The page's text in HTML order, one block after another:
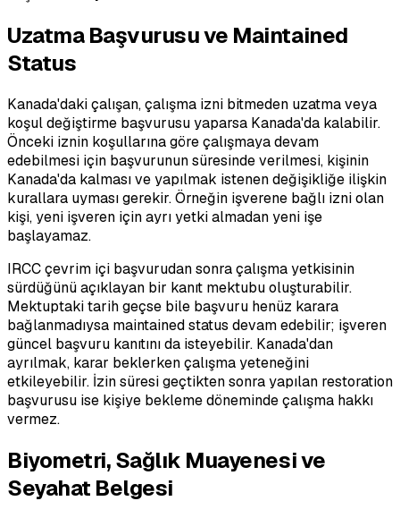
Uzatma Başvurusu ve Maintained
Status
Kanada'daki çalışan, çalışma izni bitmeden uzatma veya
koşul değiştirme başvurusu yaparsa Kanada'da kalabilir.
Önceki iznin koşullarına göre çalışmaya devam
edebilmesi için başvurunun süresinde verilmesi, kişinin
Kanada'da kalması ve yapılmak istenen değişikliğe ilişkin
kurallara uyması gerekir. Örneğin işverene bağlı izni olan
kişi, yeni işveren için ayrı yetki almadan yeni işe
başlayamaz.
IRCC çevrim içi başvurudan sonra çalışma yetkisinin
sürdüğünü açıklayan bir kanıt mektubu oluşturabilir.
Mektuptaki tarih geçse bile başvuru henüz karara
bağlanmadıysa maintained status devam edebilir; işveren
güncel başvuru kanıtını da isteyebilir. Kanada'dan
ayrılmak, karar beklerken çalışma yeteneğini
etkileyebilir. İzin süresi geçtikten sonra yapılan restoration
başvurusu ise kişiye bekleme döneminde çalışma hakkı
vermez.
Biyometri, Sağlık Muayenesi ve
Seyahat Belgesi